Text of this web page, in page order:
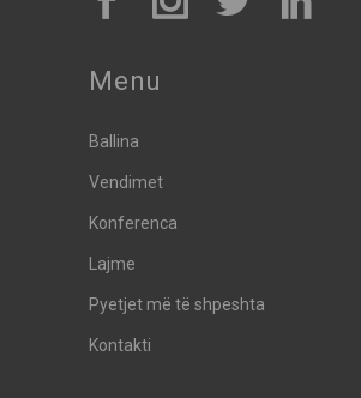
Menu
Ballina
Vendimet
Konferenca
Lajme
Pyetjet më të shpeshta
Kontakti